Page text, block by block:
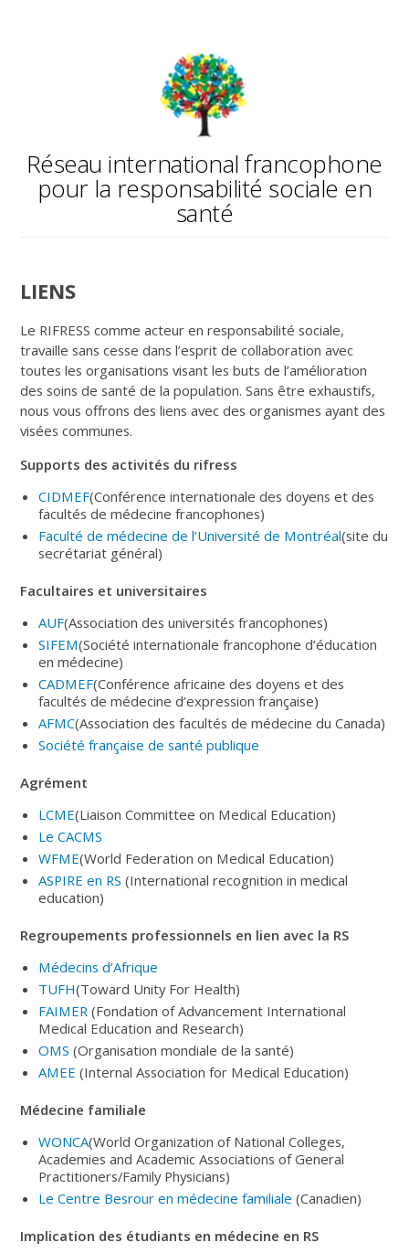
Réseau international francophone
pour la responsabilité sociale en
santé
LIENS
Le RIFRESS comme acteur en responsabilité sociale,
travaille sans cesse dans l’esprit de collaboration avec
toutes les organisations visant les buts de l’amélioration
des soins de santé de la population. Sans être exhaustifs,
nous vous offrons des liens avec des organismes ayant des
visées communes.
Supports des activités du rifress
CIDMEF(Conférence internationale des doyens et des
facultés de médecine francophones)
Faculté de médecine de l’Université de Montréal(site du
secrétariat général)
Facultaires et universitaires
AUF(Association des universités francophones)
SIFEM(Société internationale francophone d’éducation
en médecine)
CADMEF(Conférence africaine des doyens et des
facultés de médecine d’expression française)
AFMC(Association des facultés de médecine du Canada)
Société française de santé publique
Agrément
LCME(Liaison Committee on Medical Education)
Le CACMS
WFME(World Federation on Medical Education)
ASPIRE en RS (International recognition in medical
education)
Regroupements professionnels en lien avec la RS
Médecins d’Afrique
TUFH(Toward Unity For Health)
FAIMER (Fondation of Advancement International
Medical Education and Research)
OMS (Organisation mondiale de la santé)
AMEE (Internal Association for Medical Education)
Médecine familiale
WONCA(World Organization of National Colleges,
Academies and Academic Associations of General
Practitioners/Family Physicians)
Le Centre Besrour en médecine familiale(Canadien)
Implication des étudiants en médecine en RS